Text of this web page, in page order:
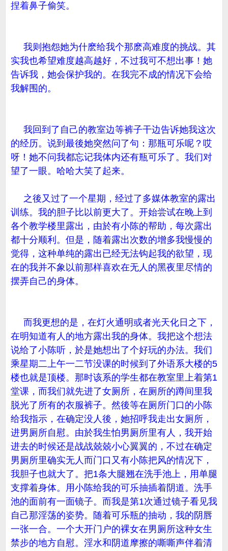
捏着鼻子偷笑。
我则抱怨她为什麽给我个那麽高难度的挑战。其
实我也希望难度越高越好，不过我可不想出事！她
告诉我，她会保护我的。在我完不成的情况下会给
我解围的。
我回到了自己的教室边等裤子干边告诉她我这次
的经历。说到最後她突然问了句：那瓶可乐呢？哎
呀！她不问我都忘记我体内还有瓶可乐了。我们对
望了一眼。哈哈大笑了起来。
之後又过了一个星期，经过了多媒体教室的露出
训练。我的胆子比以前更大了。开始尝试在晚上到
各个教学楼里露出，由於有小陈的帮助，每次露出
都十分顺利。但是，随着露出次数的增多我慢慢的
觉得，这种单纯的露出已经无法钩起我的欲望，现
在的我并不象以前那样喜欢在无人的黑夜里尽情的
摆弄自己的身体。
而我更想的是，在灯火通明或者光天化日之下，
在明知道有人的地方露出我的身体。我把这个想法
说给了小陈听，於是她想出了个好玩的办法。我们
乘星期二上午一二节没课的时候到了外语系大楼的5
楼也就是顶楼。那时该系的学生都在教室里上着第1
堂课，而我们就先进了女厕所，在厕所的蹲间里我
脱光了所有的衣服裤子。然後等在厕所门口的小陈
给我指示，在确定没人後，她招呼我走出女厕所，
进男厕所自慰。由於我生怕男厕所里有人，我开始
进去的时候还是战战兢兢小心翼翼的，不过在确定
男厕所里确实无人而门口又有小陈把风的情况下，
我胆子也就大了。把1条大腿翘在洗手池上，用单腿
支撑着身体。用小陈给我的可乐抽插着阴道。洗手
池的面前有一面镜子。而我是第1次通过镜子看见我
自己那淫荡的姿势。随着可乐瓶的抽动，我的阴唇
一张一合。一个大开门户的裸女在男厕所这种女生
禁步的地方自慰。淫水和阴道摩擦的嘶嘶声伴着清